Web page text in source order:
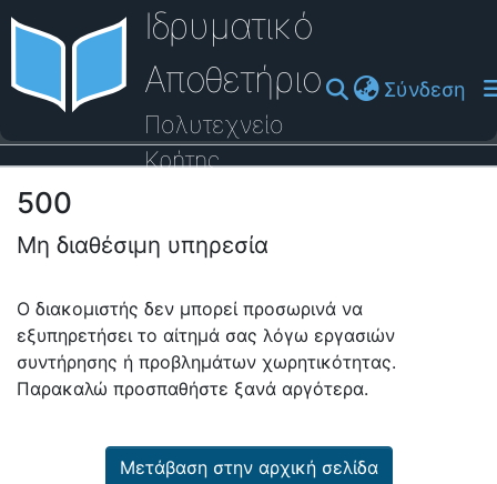
Ιδρυματικό
Αποθετήριο
Πολυτεχνείο
Κρήτης
Σύνδεση
Οδηγός Βοήθειας
500
Μη διαθέσιμη υπηρεσία
Ο διακομιστής δεν μπορεί προσωρινά να
εξυπηρετήσει το αίτημά σας λόγω εργασιών
συντήρησης ή προβλημάτων χωρητικότητας.
Παρακαλώ προσπαθήστε ξανά αργότερα.
Μετάβαση στην αρχική σελίδα